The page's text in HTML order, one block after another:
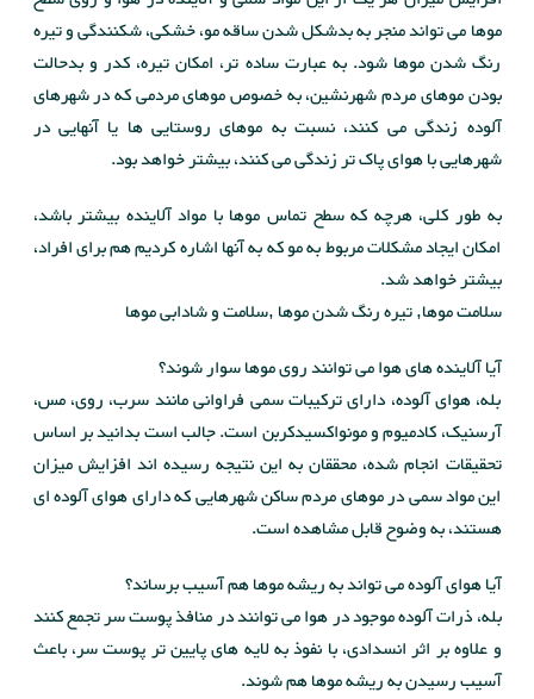
موها می تواند منجر به بدشکل شدن ساقه مو، خشکی، شکنندگی و تیره
رنگ شدن موها شود. به عبارت ساده تر، امکان تیره، کدر و بدحالت
بودن موهای مردم شهرنشین، به خصوص موهای مردمی که در شهرهای
آلوده زندگی می کنند، نسبت به موهای روستایی ها یا آنهایی در
شهرهایی با هوای پاک تر زندگی می کنند، بیشتر خواهد بود.
به طور کلی، هرچه که سطح تماس موها با مواد آلاینده بیشتر باشد،
امکان ایجاد مشکلات مربوط به مو که به آنها اشاره کردیم هم برای افراد،
بیشتر خواهد شد.
سلامت موها, تیره رنگ شدن موها ,سلامت و شادابی موها
آیا آلاینده های هوا می توانند روی موها سوار شوند؟
بله، هوای آلوده، دارای ترکیبات سمی فراوانی مانند سرب، روی، مس،
آرسنیک، کادمیوم و مونواکسیدکربن است. جالب است بدانید بر اساس
تحقیقات انجام شده، محققان به این نتیجه رسیده اند افزایش میزان
این مواد سمی در موهای مردم ساکن شهرهایی که دارای هوای آلوده ای
هستند، به وضوح قابل مشاهده است.
آیا هوای آلوده می تواند به ریشه موها هم آسیب برساند؟
بله، ذرات آلوده موجود در هوا می توانند در منافذ پوست سر تجمع کنند
و علاوه بر اثر انسدادی، با نفوذ به لایه های پایین تر پوست سر، باعث
آسیب رسیدن به ریشه موها هم شوند.